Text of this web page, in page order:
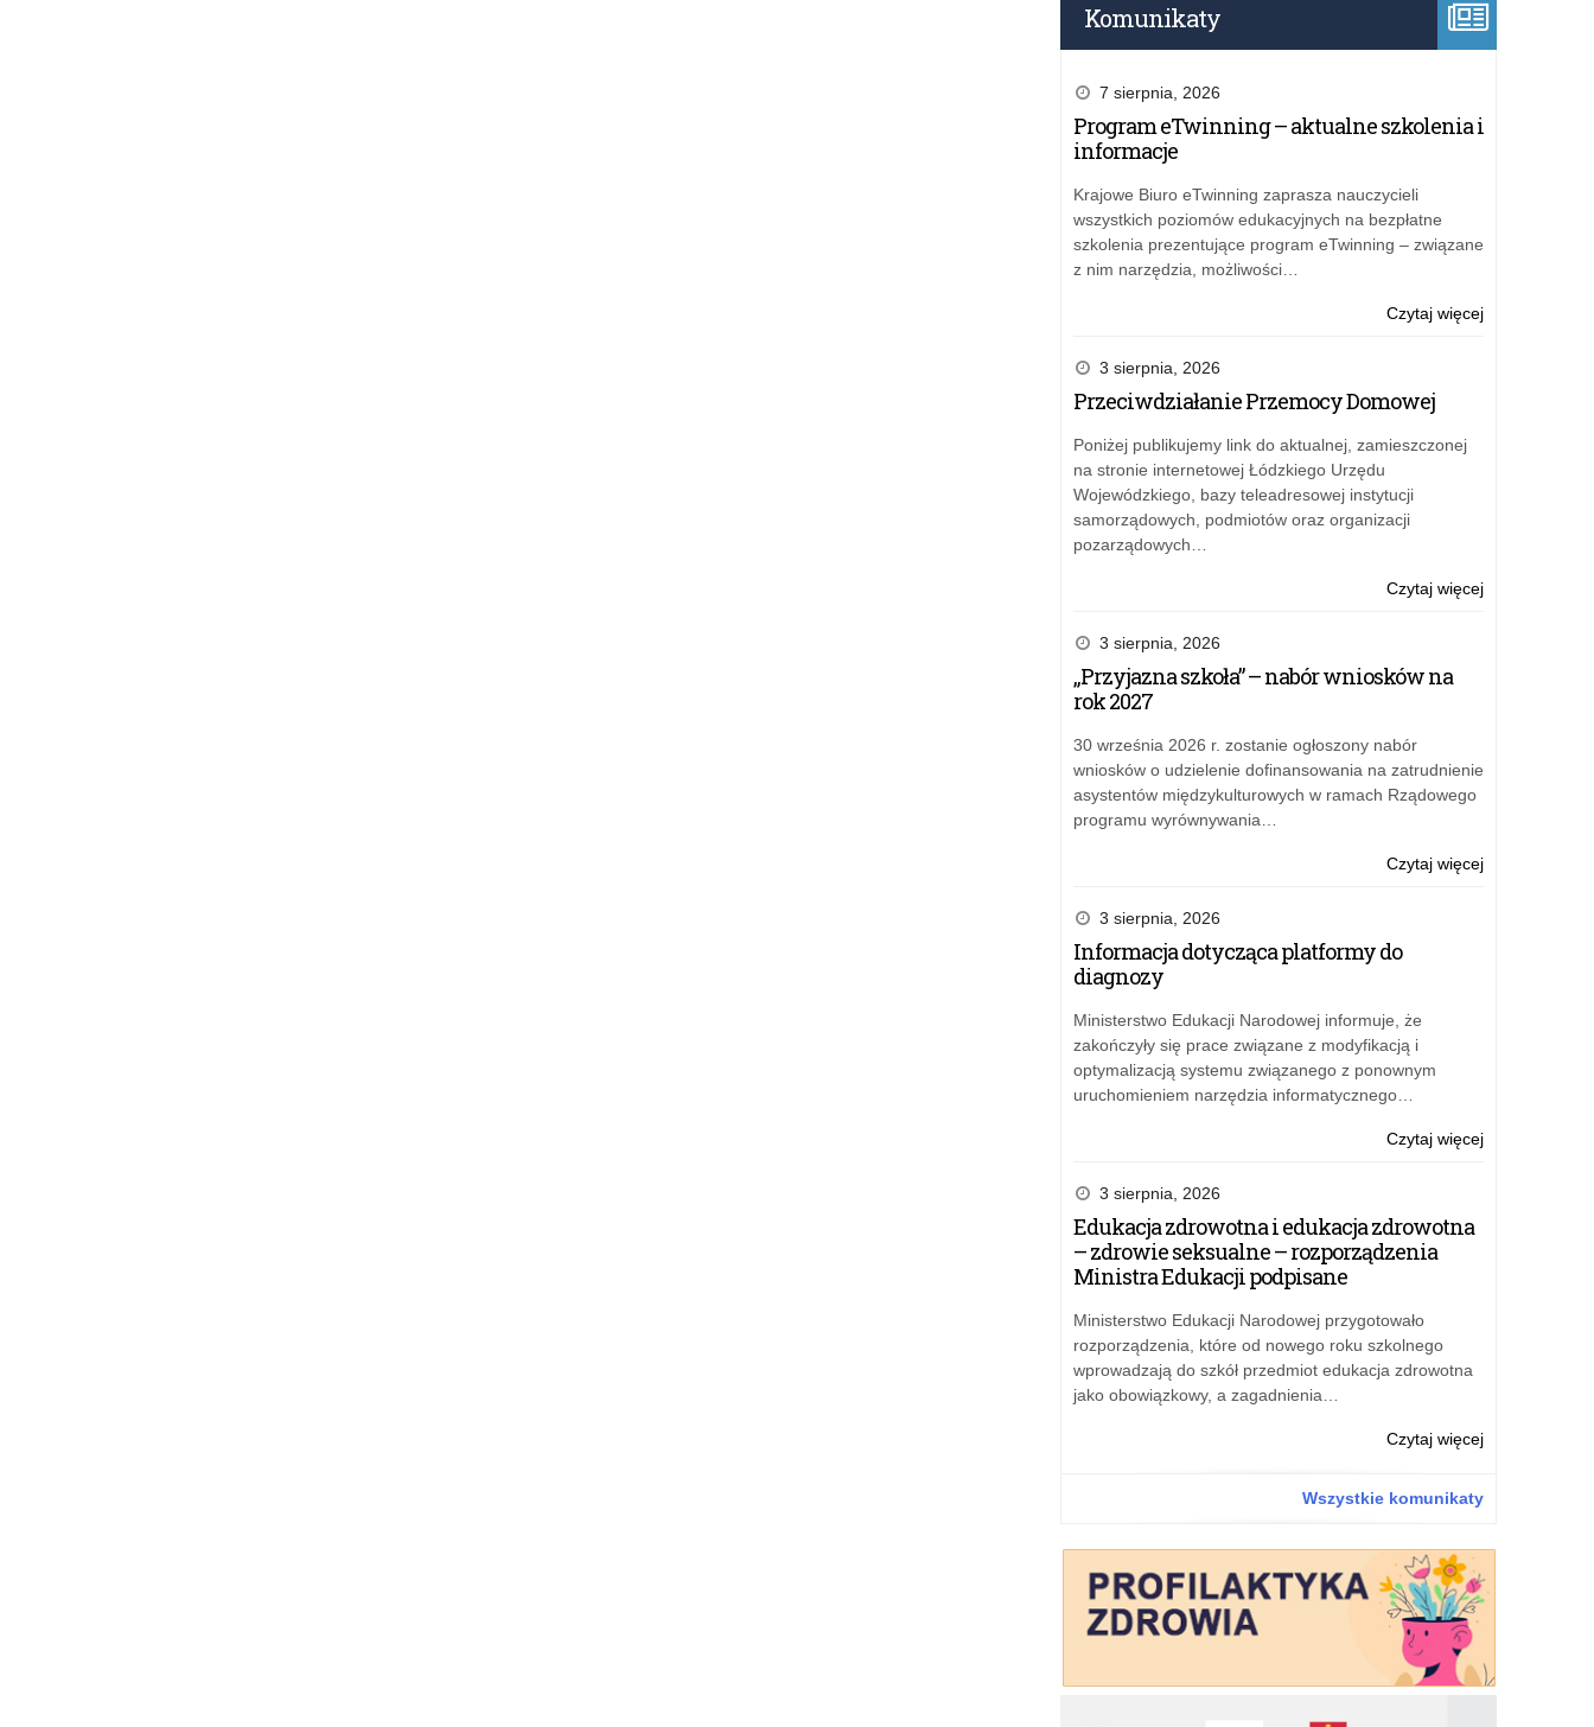
Komunikaty
7 sierpnia, 2026
Program eTwinning – aktualne szkolenia i
informacje
Krajowe Biuro eTwinning zaprasza nauczycieli
wszystkich poziomów edukacyjnych na bezpłatne
szkolenia prezentujące program eTwinning – związane
z nim narzędzia, możliwości…
Czytaj więcejo:
3 sierpnia, 2026
Przeciwdziałanie Przemocy Domowej
Poniżej publikujemy link do aktualnej, zamieszczonej
na stronie internetowej Łódzkiego Urzędu
Wojewódzkiego, bazy teleadresowej instytucji
samorządowych, podmiotów oraz organizacji
pozarządowych…
Czytaj więcejo:
3 sierpnia, 2026
„Przyjazna szkoła” – nabór wniosków na
rok 2027
30 września 2026 r. zostanie ogłoszony nabór
wniosków o udzielenie dofinansowania na zatrudnienie
asystentów międzykulturowych w ramach Rządowego
programu wyrównywania…
Czytaj więcejo:
3 sierpnia, 2026
Informacja dotycząca platformy do
diagnozy
Ministerstwo Edukacji Narodowej informuje, że
zakończyły się prace związane z modyfikacją i
optymalizacją systemu związanego z ponownym
uruchomieniem narzędzia informatycznego…
Czytaj więcejo:
3 sierpnia, 2026
Edukacja zdrowotna i edukacja zdrowotna
– zdrowie seksualne – rozporządzenia
Ministra Edukacji podpisane
Ministerstwo Edukacji Narodowej przygotowało
rozporządzenia, które od nowego roku szkolnego
wprowadzają do szkół przedmiot edukacja zdrowotna
jako obowiązkowy, a zagadnienia…
Czytaj więcejo:
Wszystkie komunikaty